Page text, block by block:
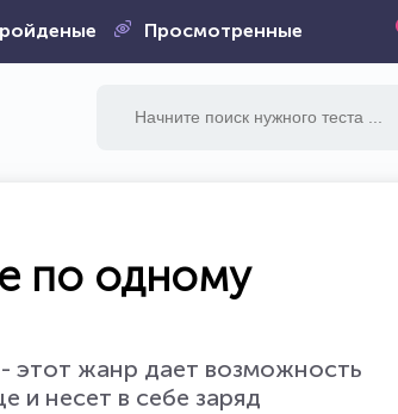
Просмотренные
по одному
этот жанр дает возможность
и несет в себе заряд